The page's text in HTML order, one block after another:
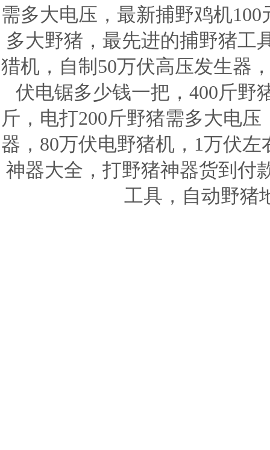
需多大电压，最新捕野鸡机
多大野猪，最先进的捕野猪工
猎机，自制50万伏高压发生器
伏电锯多少钱一把，400斤野
斤，电打200斤野猪需多大电
器，80万伏电野猪机，1万伏
神器大全，打野猪神器货到付
工具，自动野